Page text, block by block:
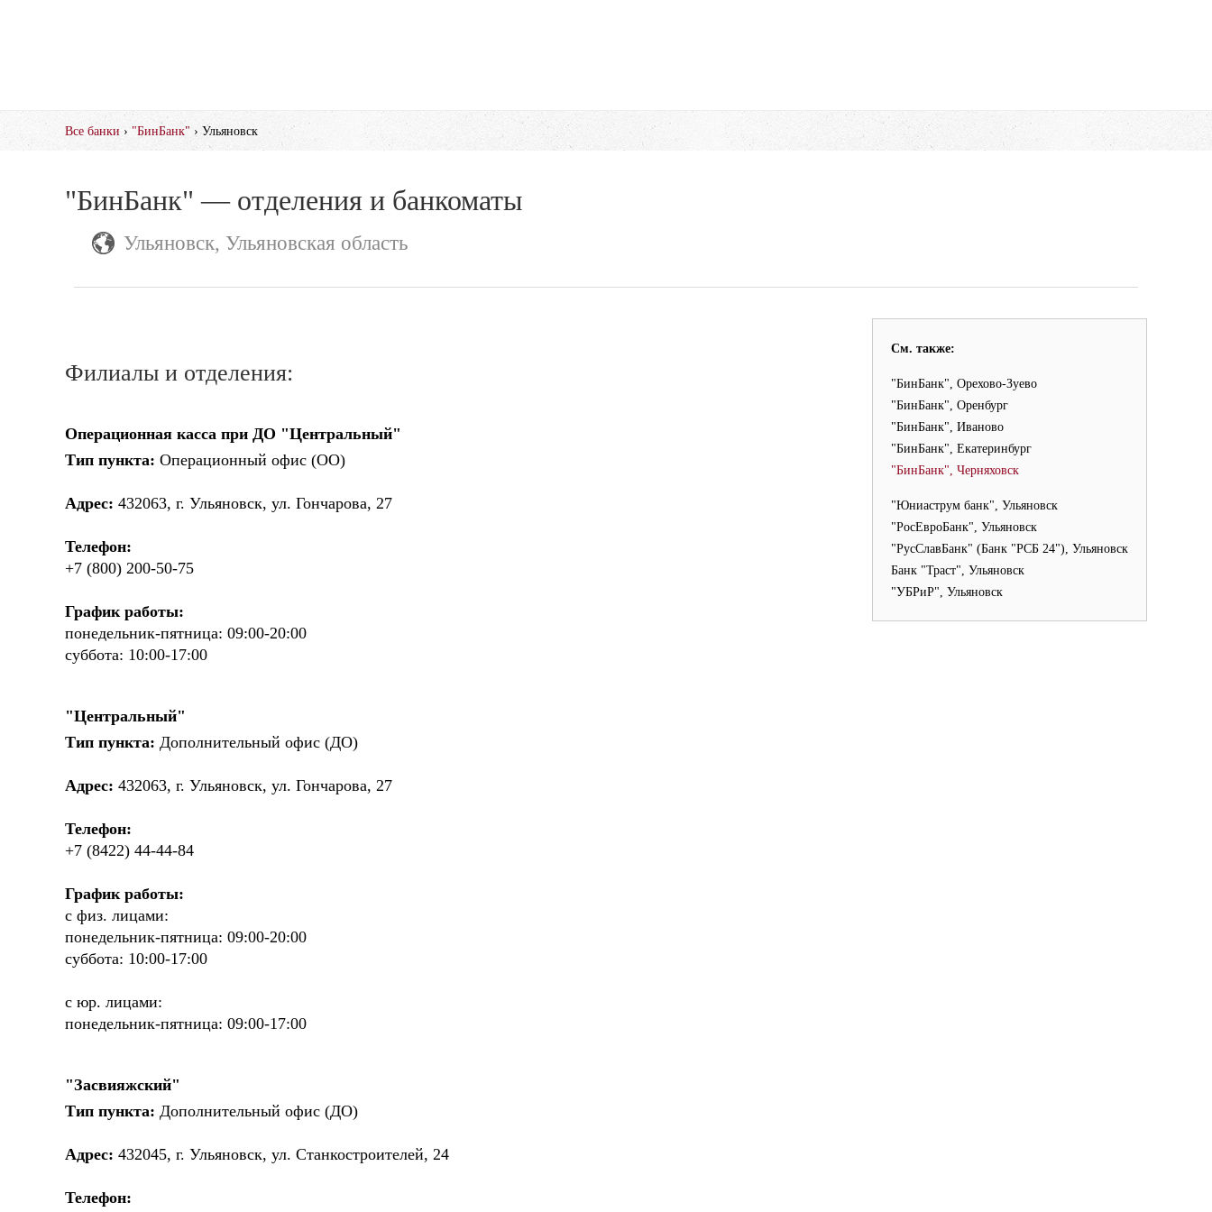
Все банки › "БинБанк" › Ульяновск
"БинБанк" — отделения и банкоматы
Ульяновск, Ульяновская область
См. также:
"БинБанк", Орехово-Зуево
"БинБанк", Оренбург
"БинБанк", Иваново
"БинБанк", Екатеринбург
"БинБанк", Черняховск
"Юниаструм банк", Ульяновск
"РосЕвроБанк", Ульяновск
"РусСлавБанк" (Банк "РСБ 24"), Ульяновск
Банк "Траст", Ульяновск
"УБРиР", Ульяновск
Филиалы и отделения:
Операционная касса при ДО "Центральный"
Тип пункта: Операционный офис (ОО)
Адрес: 432063, г. Ульяновск, ул. Гончарова, 27
Телефон:
+7 (800) 200-50-75
График работы:
понедельник-пятница: 09:00-20:00
суббота: 10:00-17:00
"Центральный"
Тип пункта: Дополнительный офис (ДО)
Адрес: 432063, г. Ульяновск, ул. Гончарова, 27
Телефон:
+7 (8422) 44-44-84
График работы:
с физ. лицами:
понедельник-пятница: 09:00-20:00
суббота: 10:00-17:00
с юр. лицами:
понедельник-пятница: 09:00-17:00
"Засвияжский"
Тип пункта: Дополнительный офис (ДО)
Адрес: 432045, г. Ульяновск, ул. Станкостроителей, 24
Телефон: